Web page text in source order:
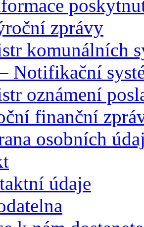
zprávy
komunálních
Notifikační
oznámení
finanční
osobních
údaje